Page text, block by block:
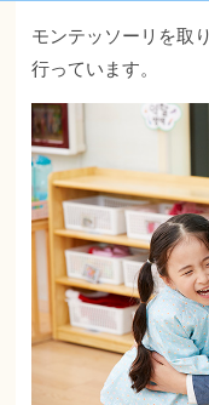
モンテッソーリを取
行っています。